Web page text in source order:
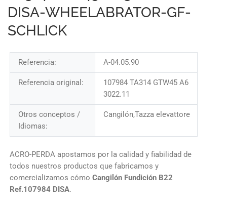
DISA-WHEELABRATOR-GF-
SCHLICK
Referencia: A-04.05.90
Referencia original:
107984 TA314 GTW45 A6
3022.11
Otros conceptos /
Idiomas:
Cangilón,Tazza elevattore
ACRO-PERDA apostamos por la calidad y fiabilidad de
todos nuestros productos que fabricamos y
comercializamos cómo Cangilón Fundición B22
Ref.107984 DISA.